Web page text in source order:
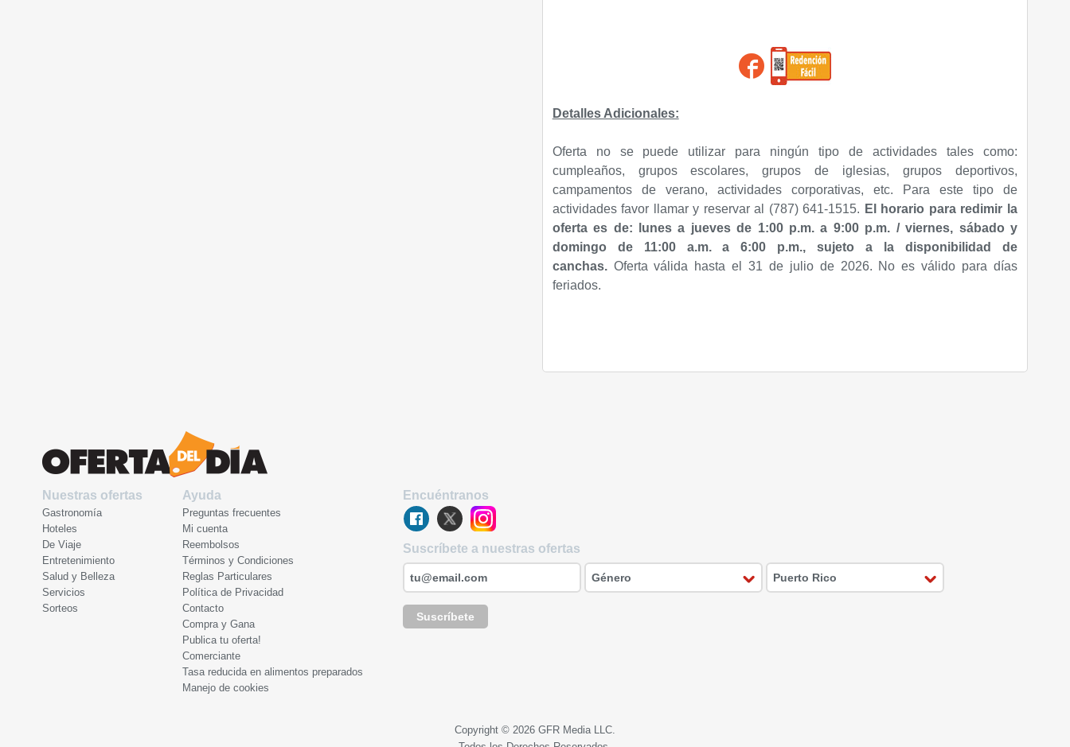
Detalles Adicionales:
Oferta no se puede utilizar para ningún tipo de actividades tales como:
cumpleaños, grupos escolares, grupos de iglesias, grupos deportivos,
campamentos de verano, actividades corporativas, etc. Para este tipo de
actividades favor llamar y reservar al (787) 641-1515. El horario para redimir la
oferta es de: lunes a jueves de 1:00 p.m. a 9:00 p.m. /viernes, sábado y
domingo de 11:00 a.m. a 6:00 p.m.,sujeto a la disponibilidad de
canchas. Oferta válida hasta el 31 de julio de 2026. No es válido para días
feriados.
Nuestras ofertas
Gastronomía
Hoteles
De Viaje
Entretenimiento
Salud y Belleza
Servicios
Sorteos
Ayuda
Preguntas frecuentes
Mi cuenta
Reembolsos
Términos y Condiciones
Reglas Particulares
Política de Privacidad
Contacto
Compra y Gana
Publica tu oferta!
Comerciante
Tasa reducida en alimentos preparados
Manejo de cookies
Encuéntranos
Suscríbete a nuestras ofertas
Suscríbete
Copyright © 2026 GFR Media LLC.